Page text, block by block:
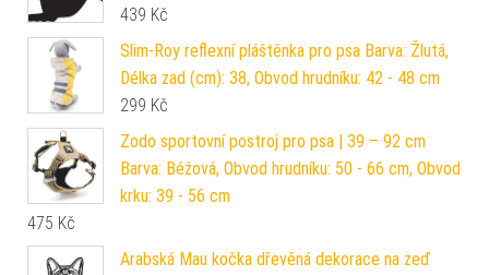
439 Kč
Slim-Roy reflexní pláštěnka pro psa Barva: Žlutá,
Délka zad (cm): 38, Obvod hrudníku: 42 - 48 cm
299 Kč
Zodo sportovní postroj pro psa | 39 – 92 cm
Barva: Béžová, Obvod hrudníku: 50 - 66 cm, Obvod
krku: 39 - 56 cm
475 Kč
Arabská Mau kočka dřevěná dekorace na zeď